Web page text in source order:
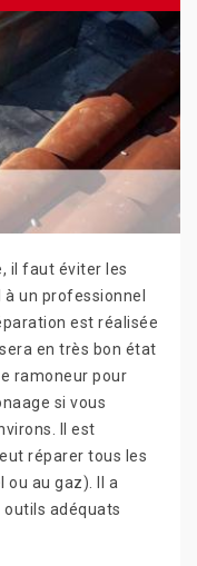
il faut éviter les
un professionnel
est réalisée
en très bon état
ramoneur pour
si vous
Il est
réparer tous les
ou au gaz). Il a
adéquats